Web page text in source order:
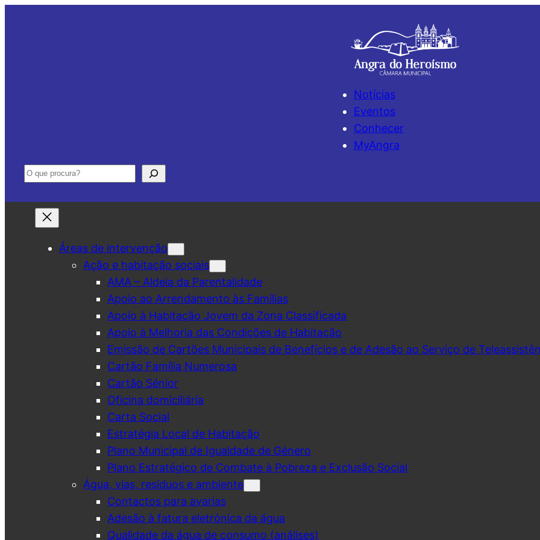
Notícias
Eventos
Conhecer
MyAngra
Pesquisar
Áreas de intervenção
Ação e habitação sociais
AMA – Aldeia da Parentalidade
Apoio ao Arrendamento às Famílias
Apoio à Habitação Jovem da Zona Classificada
Apoio à Melhoria das Condições de Habitação
Emissão de Cartões Municipais de Benefícios e de Adesão ao Serviço de
Cartão Família Numerosa
Cartão Sénior
Oficina domiciliária
Carta Social
Estratégia Local de Habitação
Plano Municipal de Igualdade de Género
Plano Estratégico de Combate à Pobreza e Exclusão Social
Água, vias, resíduos e ambiente
Contactos para avarias
Adesão à fatura eletrónica da água
Qualidade da água de consumo (análises)